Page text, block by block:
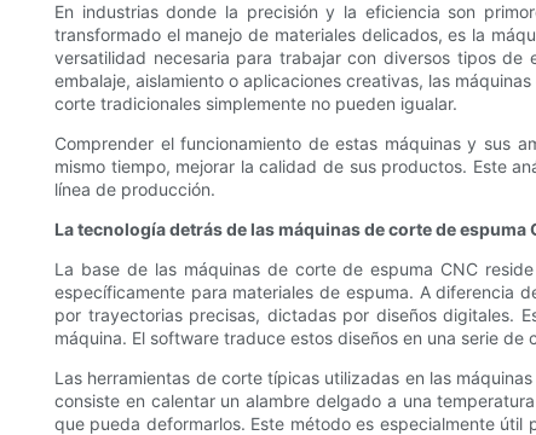
En industrias donde la precisión y la eficiencia son
transformado el manejo de materiales delicados, es la
versatilidad necesaria para trabajar con diversos tipos de
embalaje, aislamiento o aplicaciones creativas, las
corte tradicionales simplemente no pueden igualar.
Comprender el funcionamiento de estas máquinas y sus
mismo tiempo, mejorar la calidad de sus productos. Este
línea de producción.
La tecnología detrás de las máquinas de corte de espuma
La base de las máquinas de corte de espuma CNC
específicamente para materiales de espuma. A diferencia
por trayectorias precisas, dictadas por diseños digitales.
máquina. El software traduce estos diseños en una serie
Las herramientas de corte típicas utilizadas en las
consiste en calentar un alambre delgado a una
que pueda deformarlos. Este método es especialmente útil